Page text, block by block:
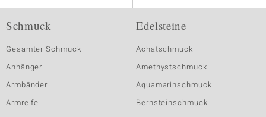
Schmuck
Gesamter Schmuck
Anhänger
Armbänder
Armreife
Edelsteine
Achatschmuck
Amethystschmuck
Aquamarinschmuck
Bernsteinschmuck